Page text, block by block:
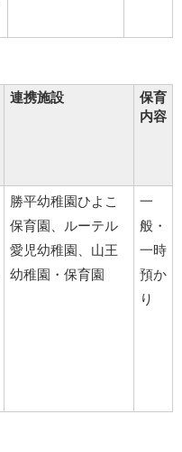
連携施設
保育
内容
勝平幼稚園ひよこ
保育園、ルーテル
愛児幼稚園、山王
幼稚園・保育園
一
般・
一時
預か
り